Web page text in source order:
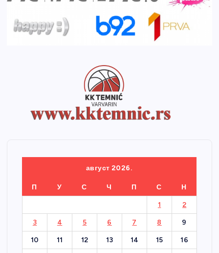
август 2026.
П У С Ч П С Н
1 2
3 4 5 6 7 8 9
10 11 12 13 14 15 16